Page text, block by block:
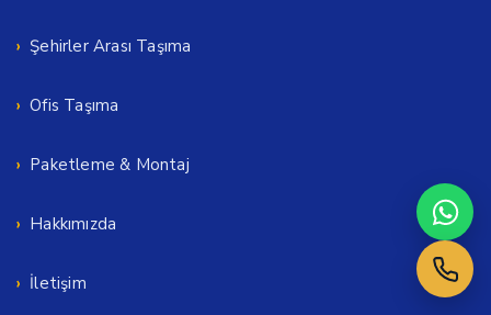
Şehirler Arası Taşıma
Ofis Taşıma
Paketleme & Montaj
Hakkımızda
İletişim